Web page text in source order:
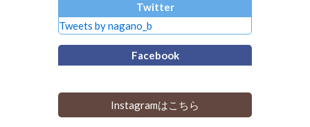
Twitter
Tweets by nagano_b
Facebook
Instagramはこちら